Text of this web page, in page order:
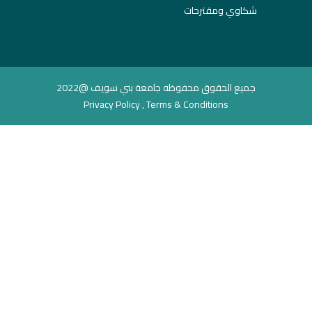
شكاوي ومقترحات
جميع الحقوق محفوظه جامعة بني سويف @2022
Privacy Policy , Terms & Conditions